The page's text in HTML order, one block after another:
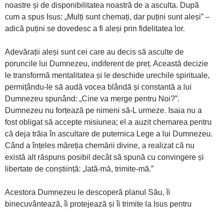
noastre și de disponibilitatea noastră de a asculta. După
cum a spus Isus: „Mulți sunt chemați, dar puțini sunt aleși” –
adică puțini se dovedesc a fi aleși prin fidelitatea lor.
Adevărații aleși sunt cei care au decis să asculte de
poruncile lui Dumnezeu, indiferent de preț. Această decizie
le transformă mentalitatea și le deschide urechile spirituale,
permițându-le să audă vocea blândă și constantă a lui
Dumnezeu spunând: „Cine va merge pentru Noi?”.
Dumnezeu nu forțează pe nimeni să-L urmeze. Isaia nu a
fost obligat să accepte misiunea; el a auzit chemarea pentru
că deja trăia în ascultare de puternica Lege a lui Dumnezeu.
Când a înțeles măreția chemării divine, a realizat că nu
există alt răspuns posibil decât să spună cu convingere și
libertate de conștiință: „Iată-mă, trimite-mă.”
Acestora Dumnezeu le descoperă planul Său, îi
binecuvântează, îi protejează și îi trimite la Isus pentru